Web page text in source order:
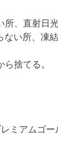
所、直射日
い所、凍
ら捨てる。
ミアムゴ